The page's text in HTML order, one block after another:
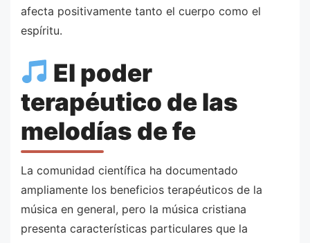
afecta positivamente tanto el cuerpo como el
espíritu.
El poder
terapéutico de las
melodías de fe
La comunidad científica ha documentado
ampliamente los beneficios terapéuticos de la
música en general, pero la música cristiana
presenta características particulares que la